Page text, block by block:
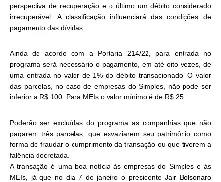
perspectiva de recuperação e o último um débito considerado
irrecuperável. A classificação influenciará das condições de
pagamento das dívidas.
Ainda de acordo com a Portaria 214/22, para entrada no
programa será necessário o pagamento, em até oito vezes, de
uma entrada no valor de 1% do débito transacionado. O valor
das parcelas, no caso de empresas do Simples, não pode ser
inferior a R$ 100. Para MEIs o valor mínimo é de R$ 25.
Poderão ser excluídas do programa as companhias que não
pagarem três parcelas, que esvaziarem seu patrimônio como
forma de fraudar o cumprimento da transação ou que tiverem a
falência decretada.
A transação é uma boa notícia às empresas do Simples e às
MEIs, já que no dia 7 de janeiro o presidente Jair Bolsonaro